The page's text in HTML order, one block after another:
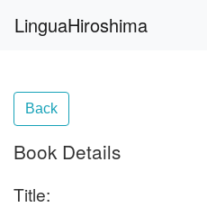
LinguaHiroshima
Back
Book Details
Title: